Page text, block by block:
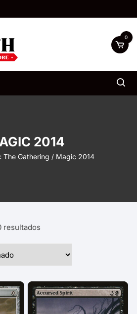
0
2014
The Gathering / Magic 2014
resultados